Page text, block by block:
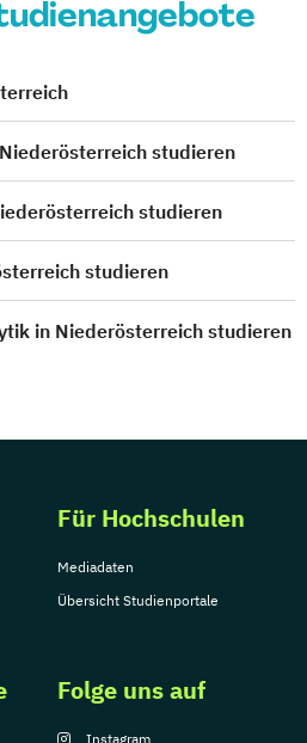
studieren
studieren
studieren
in Niederösterreich studieren
Für Hochschulen
Mediadaten
Übersicht Studienportale
Folge uns auf
Instagram